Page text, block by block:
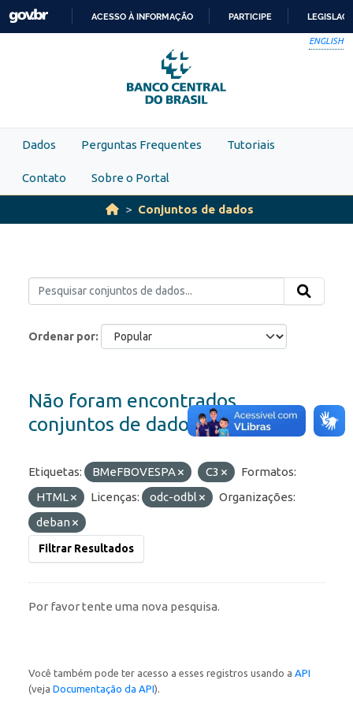
Skip to main content
PARA
O
CONTEÚDO
ACESSO À INFORMAÇÃO PARTICIPE
ENGLISH
Dados Perguntas Frequentes Tutoriais
Contato Sobre o Portal
Conjuntos de dados
Ordenar por
Não foram encontrados
conjuntos de dados
Etiquetas: BMeFBOVESPA C3
Formatos:
HTML
Licenças: odc-odbl
Organizações:
deban
Filtrar Resultados
Por favor tente uma nova pesquisa.
Você também pode ter acesso a esses registros usando a API
(veja Documentação da API).